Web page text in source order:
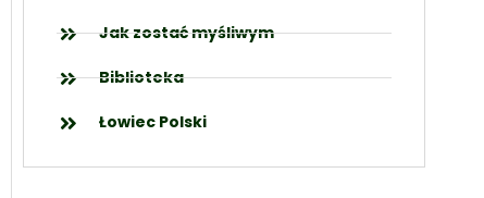
Jak zostać myśliwym
Biblioteka
Łowiec Polski